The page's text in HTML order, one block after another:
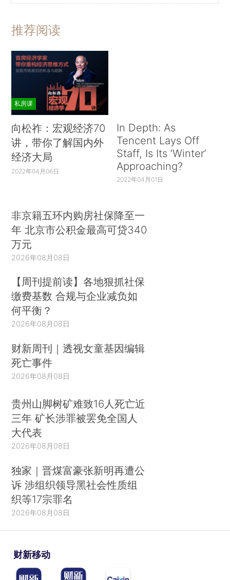
推荐阅读
私房课
向松祚：宏观经济70
讲，带你了解国内外
经济大局
2022年04月06日
In Depth: As
Tencent Lays Off
Staff, Is Its ‘Winter’
Approaching?
2022年04月01日
非京籍五环内购房社保降至一
年 北京市公积金最高可贷340
万元
2026年08月08日
【周刊提前读】各地狠抓社保
缴费基数 合规与企业减负如
何平衡？
2026年08月08日
财新周刊｜透视女童基因编辑
死亡事件
2026年08月08日
贵州山脚树矿难致16人死亡近
三年 矿长涉罪被罢免全国人
大代表
2026年08月08日
独家｜晋煤富豪张新明再遭公
诉 涉组织领导黑社会性质组
织等17宗罪名
2026年08月08日
财新移动